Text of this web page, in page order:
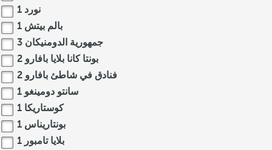
نورد 1
بالم بيتش 1
جمهورية الدومنيكان 3
بونتا كانا بلايا بافارو 2
فنادق في شاطئ بافارو 2
سانتو دومينغو 1
كوستاريكا 1
بونتاريناس 1
بلايا تامبور 1